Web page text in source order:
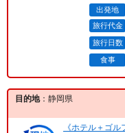
出発地
旅行代金
旅行日数
食事
目的地：静岡県
《ホテル＋ゴ